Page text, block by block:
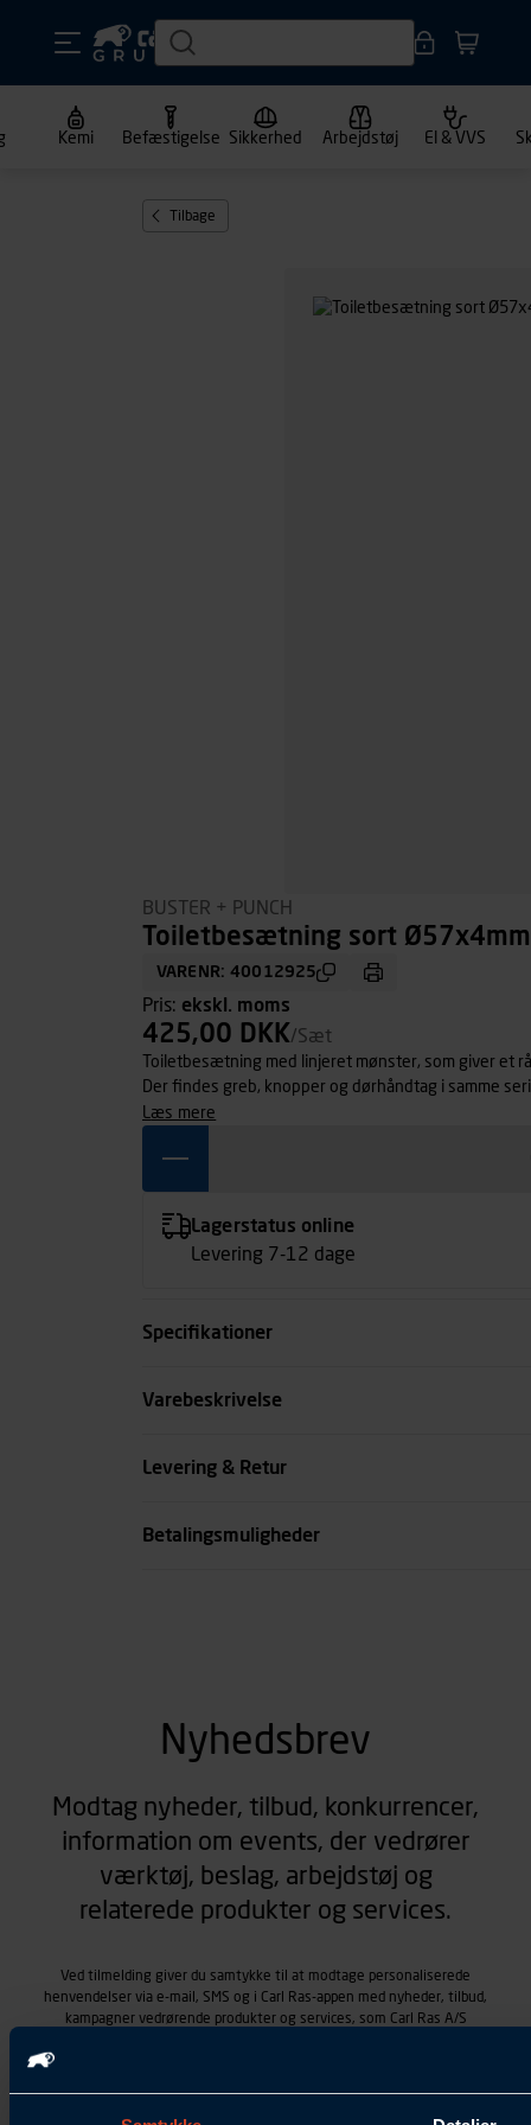
Kemi Befæstigelse Sikkerhed Arbejdstøj El & VVS
Tilbage
BUSTER + PUNCH
Toiletbesætning sort
VARENR: 40012925
Pris: ekskl. moms
425,00 DKK/Sæt
Toiletbesætning med linjeret mønster, som giver et
Der findes greb, knopper og dørhåndtag i samme
læs mere
Lagerstatus online
Levering 7-12 dage
Specifikationer
Overflade
Varebeskrivelse
Levering & Retur
Betalingsmuligheder
Nyhedsbrev
Modtag nyheder, tilbud, konkurrencer,
information om events, der vedrører
værktøj, beslag, arbejdstøj og
relaterede produkter og services.
Ved tilmelding giver du samtykke til at modtage personaliserede
henvendelser via e-mail, SMS og i Carl Ras-appen med nyheder, tilbud,
kampagner vedrørende produkter og services, som Carl Ras A/S